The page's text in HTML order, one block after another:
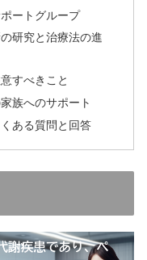
ートグループ
研究と治療法の進
すべきこと
族へのサポート
ある質問と回答